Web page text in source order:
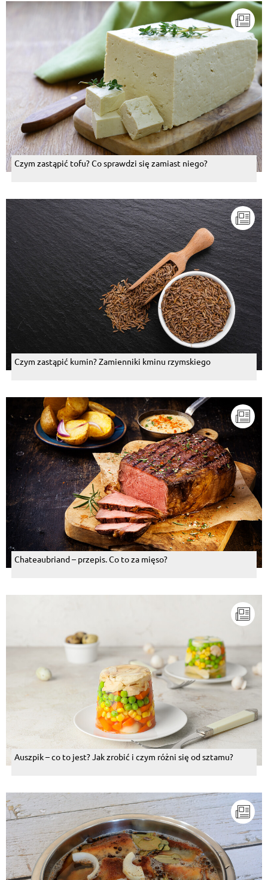
Czym zastąpić tofu? Co sprawdzi się zamiast niego?
Czym zastąpić kumin? Zamienniki kminu rzymskiego
Chateaubriand – przepis. Co to za mięso?
Auszpik – co to jest? Jak zrobić i czym różni się od sztamu?